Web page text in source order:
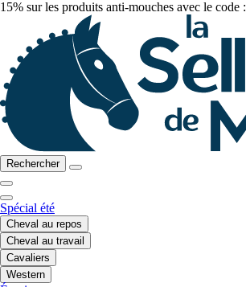
15% sur les produits anti-mouches avec le code :
Rechercher
Spécial été
Cheval au repos
Cheval au travail
Cavaliers
Western